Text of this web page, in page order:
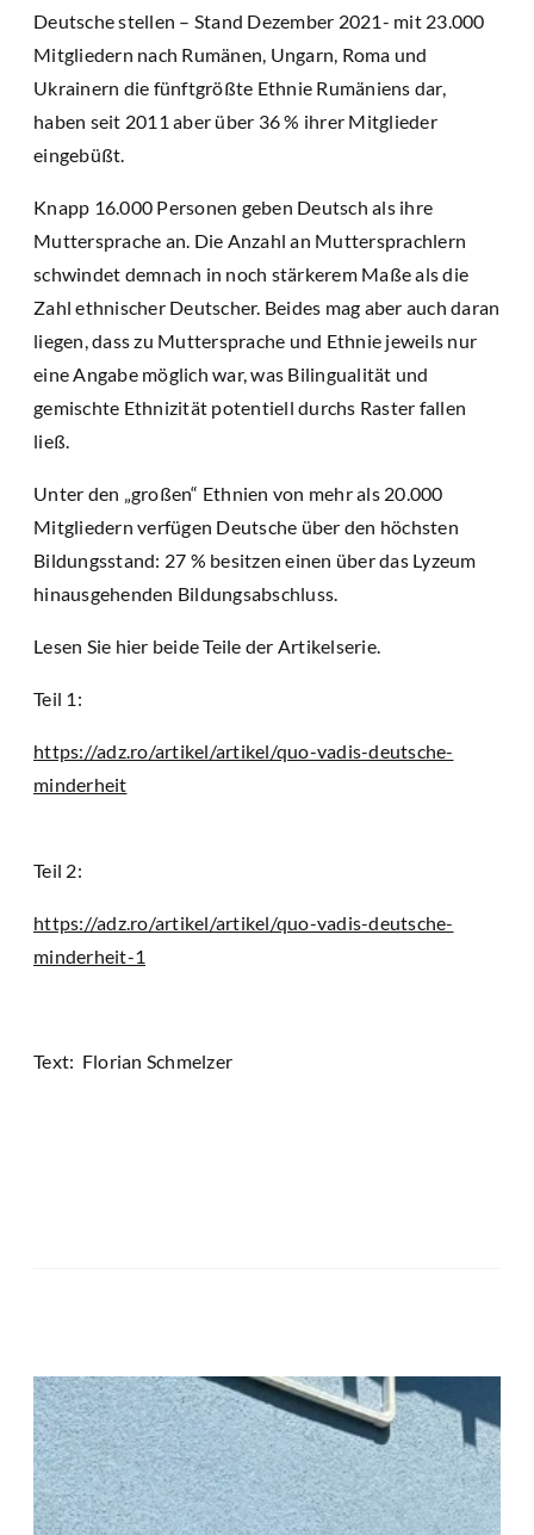
Deutsche stellen – Stand Dezember 2021- mit 23.000
Mitgliedern nach Rumänen, Ungarn, Roma und
Ukrainern die fünftgrößte Ethnie Rumäniens dar,
haben seit 2011 aber über 36 % ihrer Mitglieder
eingebüßt.
Knapp 16.000 Personen geben Deutsch als ihre
Muttersprache an. Die Anzahl an Muttersprachlern
schwindet demnach in noch stärkerem Maße als die
Zahl ethnischer Deutscher. Beides mag aber auch daran
liegen, dass zu Muttersprache und Ethnie jeweils nur
eine Angabe möglich war, was Bilingualität und
gemischte Ethnizität potentiell durchs Raster fallen
ließ.
Unter den „großen“ Ethnien von mehr als 20.000
Mitgliedern verfügen Deutsche über den höchsten
Bildungsstand: 27 % besitzen einen über das Lyzeum
hinausgehenden Bildungsabschluss.
Lesen Sie hier beide Teile der Artikelserie.
Teil 1:
https://adz.ro/artikel/artikel/quo-vadis-deutsche-
minderheit
Teil 2:
https://adz.ro/artikel/artikel/quo-vadis-deutsche-
minderheit-1
Text: Florian Schmelzer